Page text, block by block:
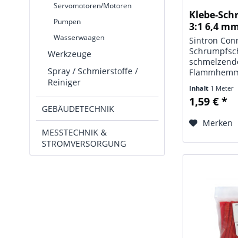
Servomotoren/Motoren
Pumpen
Wasserwaagen
Werkzeuge
Spray / Schmierstoffe /
Reiniger
GEBÄUDETECHNIK
MESSTECHNIK &
STROMVERSORGUNG
Klebe-
3:1 6,4
Sintron
Lieferung
PE-Beutel.
Maße: Ø 6,4
Inhalt 1 Meter
1,59 € *
Merken